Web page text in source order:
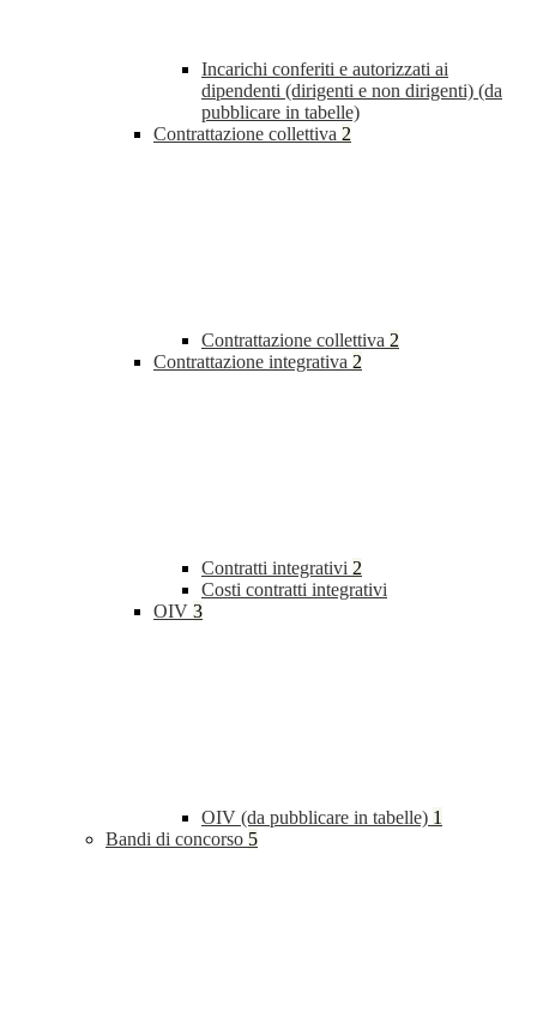
Incarichi conferiti e autorizzati ai
dipendenti (dirigenti e non dirigenti) (da
pubblicare in tabelle)
Contrattazione collettiva 2
Contrattazione collettiva 2
Contrattazione integrativa 2
Contratti integrativi 2
Costi contratti integrativi
OIV 3
OIV (da pubblicare in tabelle) 1
Bandi di concorso 5